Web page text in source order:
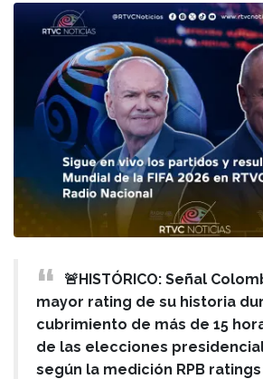
🚨HISTÓRICO: Señal
mayor rating de su historia
cubrimiento de más de 15
de las elecciones
según la medición RPB